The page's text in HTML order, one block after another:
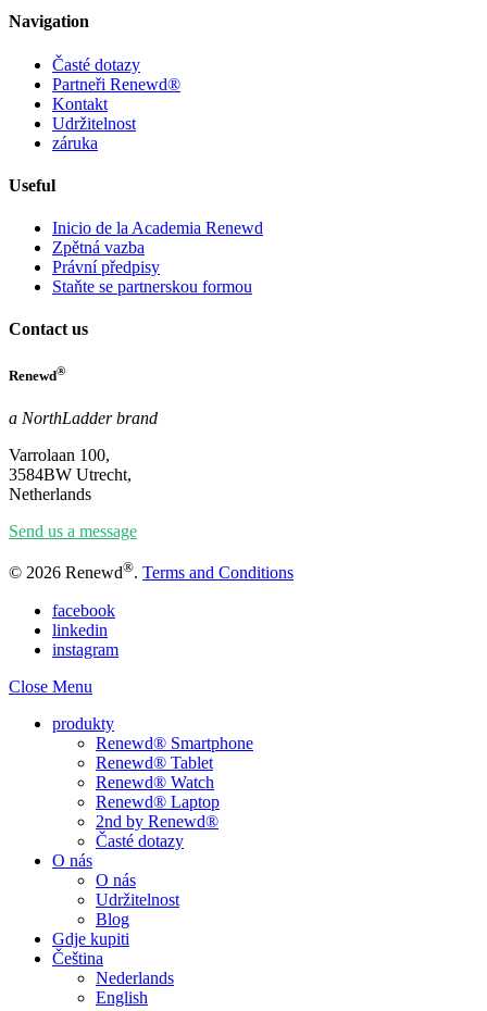
Navigation
Časté dotazy
Partneři Renewd®
Kontakt
Udržitelnost
záruka
Useful
Inicio de la Academia Renewd
Zpětná vazba
Právní předpisy
Staňte se partnerskou formou
Contact us
Renewd®
a NorthLadder brand
Varrolaan 100,
3584BW Utrecht,
Netherlands
Send us a message
© 2026 Renewd®. Terms and Conditions
facebook
linkedin
instagram
Close Menu
produkty
Renewd® Smartphone
Renewd® Tablet
Renewd® Watch
Renewd® Laptop
2nd by Renewd®
Časté dotazy
O nás
O nás
Udržitelnost
Blog
Gdje kupiti
Čeština
Nederlands
English